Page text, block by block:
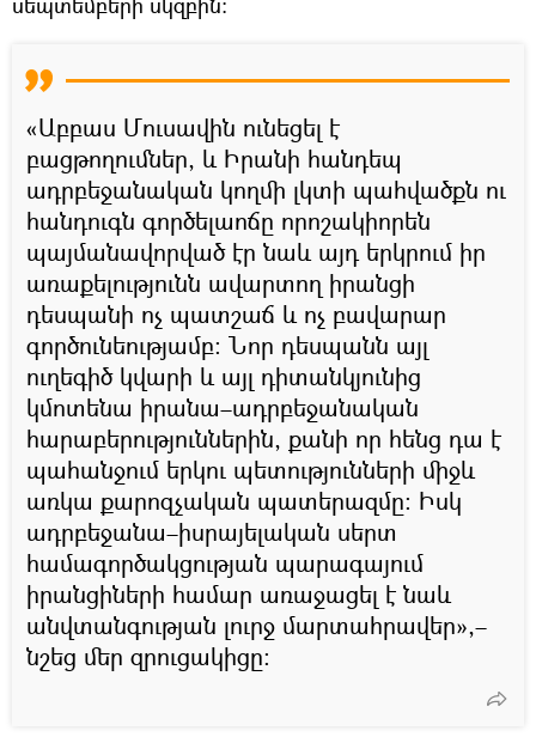
«Աբբաս Մուսավին ունեցել է
բացթողումներ, և Իրանի հանդեպ
ադրբեջանական կողմի լկտի պահվածքն ու
հանդուգն գործելաոճը որոշակիորեն
պայմանավորված էր նաև այդ երկրում իր
առաքելությունն ավարտող իրանցի
դեսպանի ոչ պատշաճ և ոչ բավարար
գործունեությամբ։ Նոր դեսպանն այլ
ուղեգիծ կվարի և այլ դիտանկյունից
կմոտենա իրանա–ադրբեջանական
հարաբերություններին, քանի որ հենց դա է
պահանջում երկու պետությունների միջև
առկա քարոզչական պատերազմը։ Իսկ
ադրբեջանա–իսրայելական սերտ
համագործակցության պարագայում
իրանցիների համար առաջացել է նաև
անվտանգության լուրջ մարտահրավեր»,–
նշեց մեր զրուցակիցը։